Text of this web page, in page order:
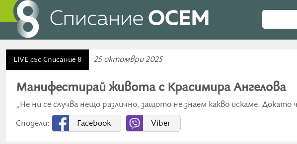
LIVE със Списание 8 25 октомври 2025
Манифестирай живота с Красимира Ангелова
„Не ни се случва нещо различно, защото не знаем какво искаме. Докато
Сподели:
Facebook Viber